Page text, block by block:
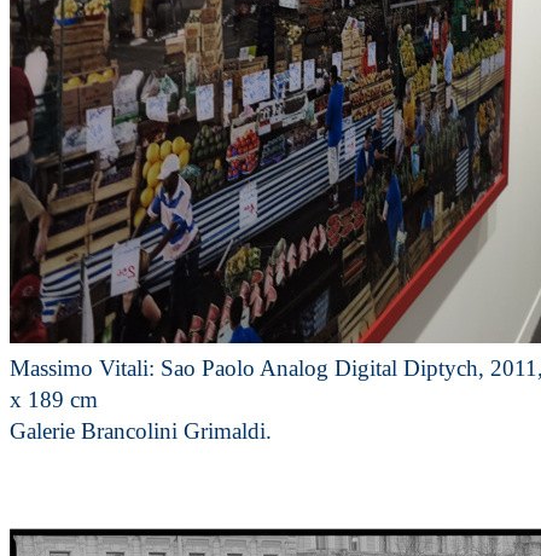
Massimo Vitali: Sao Paolo Analog Digital Diptych,
x 189 cm
Galerie Brancolini Grimaldi.